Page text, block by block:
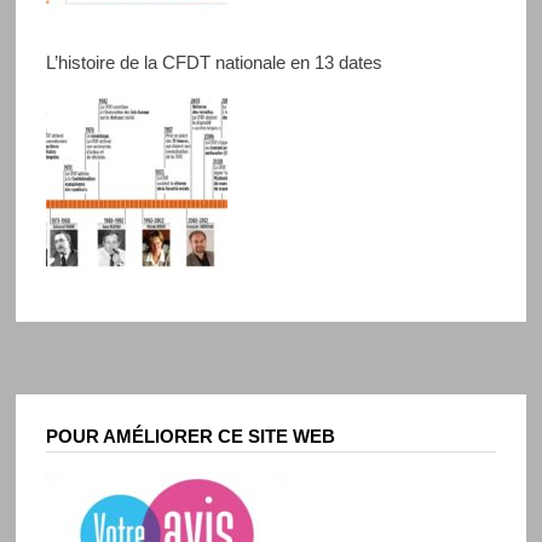
L’histoire de la CFDT nationale en 13 dates
POUR AMÉLIORER CE SITE WEB